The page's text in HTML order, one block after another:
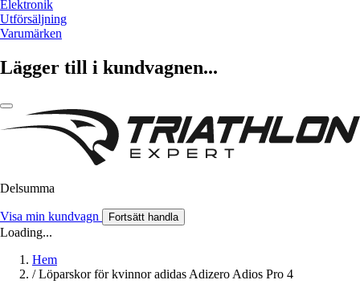
Elektronik
Utförsäljning
Varumärken
Lägger till i kundvagnen...
Delsumma
Visa min kundvagn Fortsätt handla
Loading...
Hem
/ Löparskor för kvinnor adidas Adizero Adios Pro 4